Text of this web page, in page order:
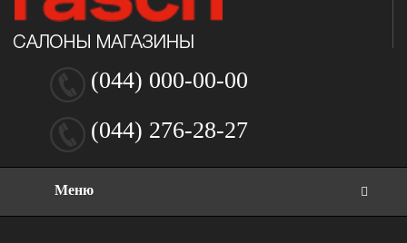
(044) 000-00-00
(044) 276-28-27
Меню